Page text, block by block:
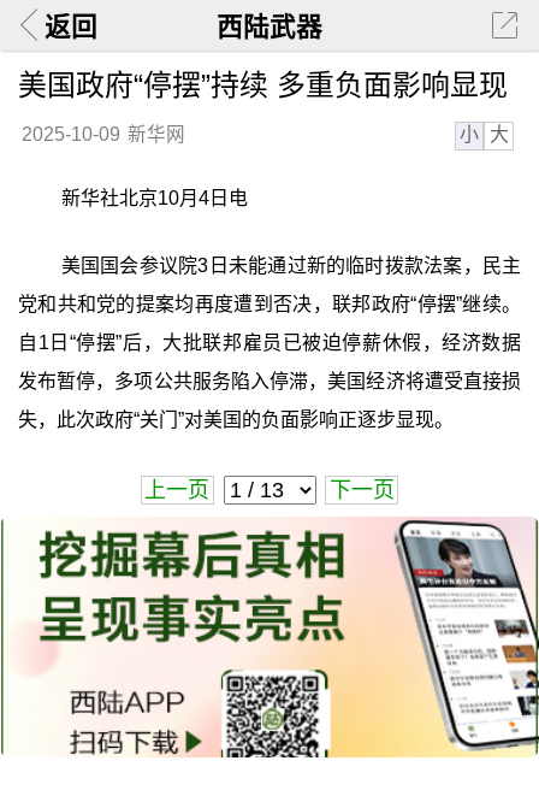
返回 西陆武器
美国政府“停摆”持续 多重负面影响显现
2025-10-09 新华网 小 大
新华社北京10月4日电
美国国会参议院3日未能通过新的临时拨款法案，民主
党和共和党的提案均再度遭到否决，联邦政府“停摆”继续。
自1日“停摆”后，大批联邦雇员已被迫停薪休假，经济数据
发布暂停，多项公共服务陷入停滞，美国经济将遭受直接损
失，此次政府“关门”对美国的负面影响正逐步显现。
上一页 下一页